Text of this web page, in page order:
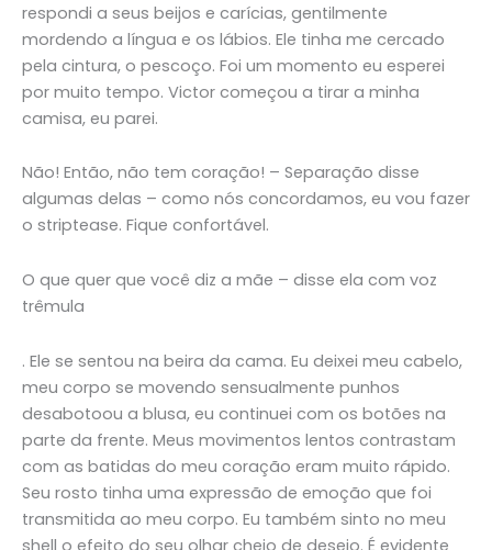
respondi a seus beijos e carícias, gentilmente
mordendo a língua e os lábios. Ele tinha me cercado
pela cintura, o pescoço. Foi um momento eu esperei
por muito tempo. Victor começou a tirar a minha
camisa, eu parei.
Não! Então, não tem coração! – Separação disse
algumas delas – como nós concordamos, eu vou fazer
o striptease. Fique confortável.
O que quer que você diz a mãe – disse ela com voz
trêmula
. Ele se sentou na beira da cama. Eu deixei meu cabelo,
meu corpo se movendo sensualmente punhos
desabotoou a blusa, eu continuei com os botões na
parte da frente. Meus movimentos lentos contrastam
com as batidas do meu coração eram muito rápido.
Seu rosto tinha uma expressão de emoção que foi
transmitida ao meu corpo. Eu também sinto no meu
shell o efeito do seu olhar cheio de desejo. É evidente